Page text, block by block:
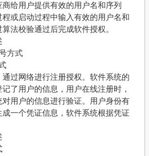
给用户提供有效的用户名和序列
或启动过程中输入有效的用户名和
法校验通过后完成软件授权。
方式
通过网络进行注册授权。软件系统的
了用户的信息，用户在线注册时，
用户的信息进行验证。用户身份有
一个凭证信息，软件系统根据凭证